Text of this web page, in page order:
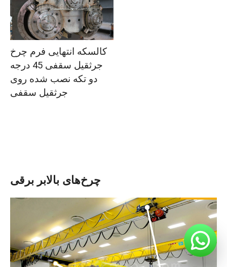
کالسکه انتهایی فرم چرخ
جرثقیل سقفی 45 درجه
دو تکه نصب شده روی
جرثقیل سقفی
چرخ‌های بالابر برقی